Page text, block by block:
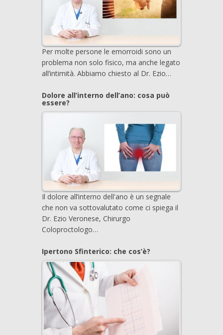
Per molte persone le emorroidi sono un
problema non solo fisico, ma anche legato
all’intimità. Abbiamo chiesto al Dr. Ezio…
Dolore all’interno dell’ano: cosa può
essere?
Il dolore all’interno dell'ano è un segnale
che non va sottovalutato come ci spiega il
Dr. Ezio Veronese, Chirurgo
Coloproctologo…
Ipertono Sfinterico: che cos’è?